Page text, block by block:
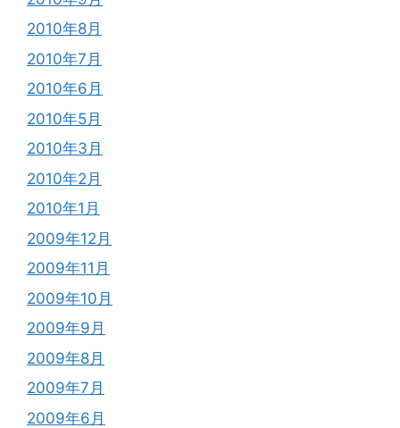
2010年8月
2010年7月
2010年6月
2010年5月
2010年3月
2010年2月
2010年1月
2009年12月
2009年11月
2009年10月
2009年9月
2009年8月
2009年7月
2009年6月